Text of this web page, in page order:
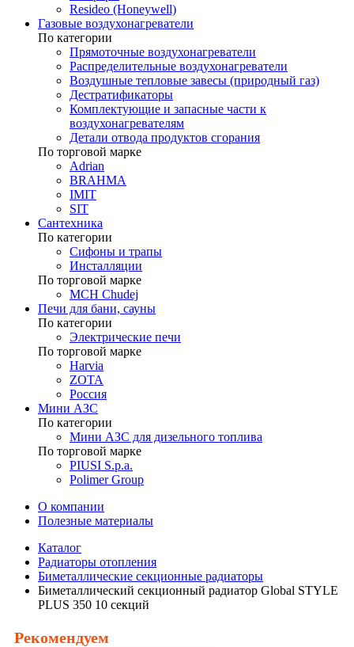
Resideo (Honeywell)
Газовые воздухонагреватели
По категории
Прямоточные воздухонагреватели
Распределительные воздухонагреватели
Воздушные тепловые завесы (природный газ)
Дестратификаторы
Комплектующие и запасные части к
воздухонагревателям
Детали отвода продуктов сгорания
По торговой марке
Adrian
BRAHMA
IMIT
SIT
Сантехника
По категории
Сифоны и трапы
Инсталляции
По торговой марке
MCH Chudej
Печи для бани, сауны
По категории
Электрические печи
По торговой марке
Harvia
ZOTA
Россия
Мини АЗС
По категории
Мини АЗС для дизельного топлива
По торговой марке
PIUSI S.p.a.
Polimer Group
О компании
Полезные материалы
Каталог
Радиаторы отопления
Биметаллические секционные радиаторы
Биметаллический секционный радиатор Global STYLE
PLUS 350 10 секций
Рекомендуем